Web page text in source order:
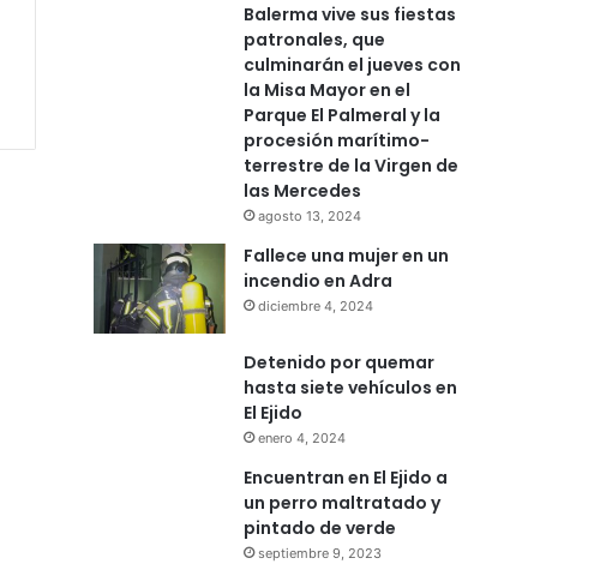
Balerma vive sus fiestas
patronales, que
culminarán el jueves con
la Misa Mayor en el
Parque El Palmeral y la
procesión marítimo-
terrestre de la Virgen de
las Mercedes
agosto 13, 2024
Fallece una mujer en un
incendio en Adra
diciembre 4, 2024
Detenido por quemar
hasta siete vehículos en
El Ejido
enero 4, 2024
Encuentran en El Ejido a
un perro maltratado y
pintado de verde
septiembre 9, 2023